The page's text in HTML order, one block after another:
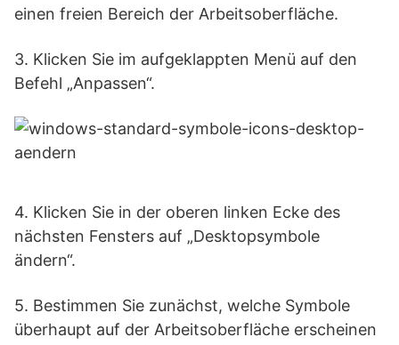
einen freien Bereich der Arbeitsoberfläche.
3. Klicken Sie im aufgeklappten Menü auf den
Befehl „Anpassen“.
4. Klicken Sie in der oberen linken Ecke des
nächsten Fensters auf „Desktopsymbole
ändern“.
5. Bestimmen Sie zunächst, welche Symbole
überhaupt auf der Arbeitsoberfläche erscheinen